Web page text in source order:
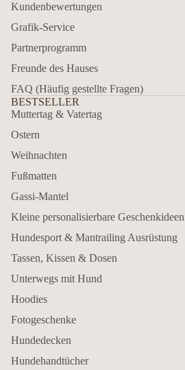
Kundenbewertungen
Grafik-Service
Partnerprogramm
Freunde des Hauses
FAQ (Häufig gestellte Fragen)
BESTSELLER
Muttertag & Vatertag
Ostern
Weihnachten
Fußmatten
Gassi-Mantel
Kleine personalisierbare Geschenkideen
Hundesport & Mantrailing Ausrüstung
Tassen, Kissen & Dosen
Unterwegs mit Hund
Hoodies
Fotogeschenke
Hundedecken
Hundehandtücher